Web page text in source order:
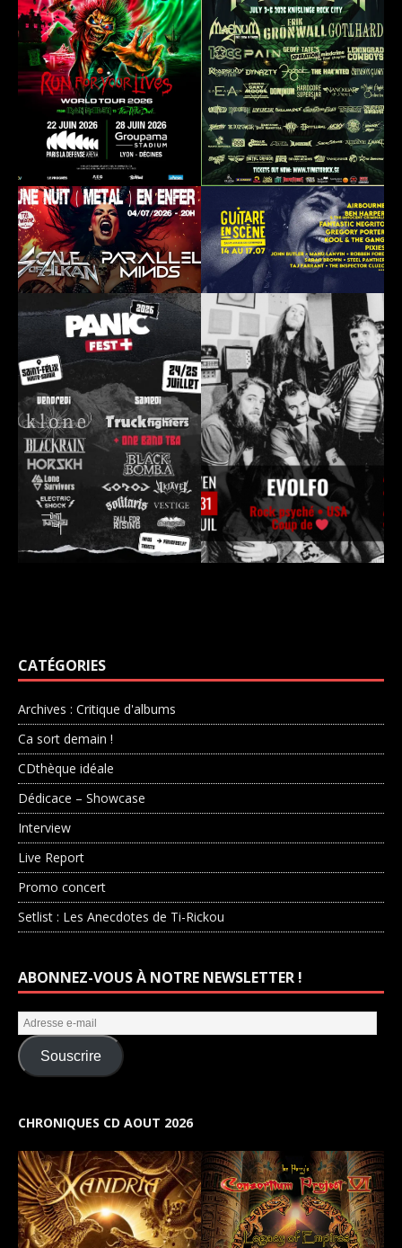
CATÉGORIES
Archives : Critique d'albums
Ca sort demain !
CDthèque idéale
Dédicace – Showcase
Interview
Live Report
Promo concert
Setlist : Les Anecdotes de Ti-Rickou
ABONNEZ-VOUS À NOTRE NEWSLETTER !
Souscrire
CHRONIQUES CD AOUT 2026